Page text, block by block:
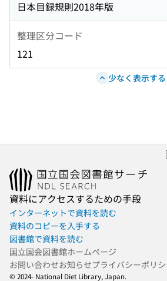
日本目録規則2018年版
整理区分コード
121
少なく表示する
資料にアクセスするための手段
インターネットで資料を読む
資料のコピーを入手する
図書館で資料を読む
国立国会図書館ホームページ
お問い合わせお知らせプライバシーポリ
© 2024- National Diet Library, Japan.